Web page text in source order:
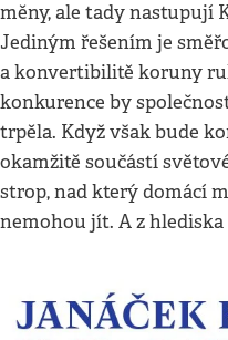
měny, ale tady nastupují
Jediným řešením je
a konvertibilitě koruny
konkurence by
trpěla. Když však bude
okamžitě součástí
strop, nad který domácí
nemohou jít. A z